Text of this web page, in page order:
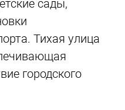
сады,
Тихая улица
городского